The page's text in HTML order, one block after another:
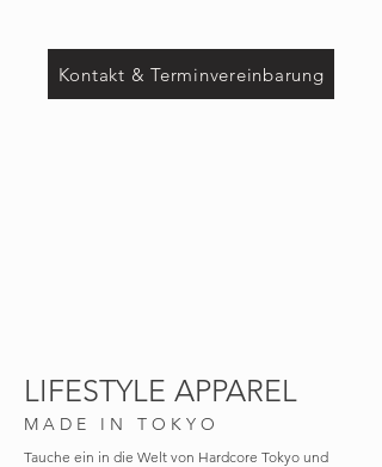
Kontakt & Terminvereinbarung
LIFESTYLE APPAREL
M A D E I N T O K Y O
Tauche ein in die Welt von Hardcore Tokyo und